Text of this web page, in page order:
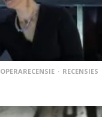
OPERARECENSIE RECENSIES